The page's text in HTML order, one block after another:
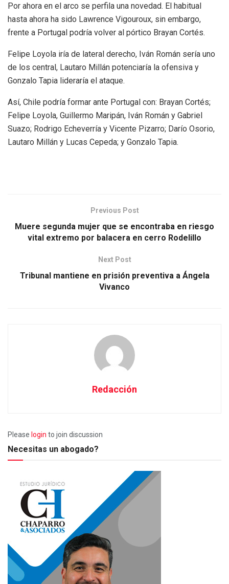
Por ahora en el arco se perfila una novedad. El habitual
hasta ahora ha sido Lawrence Vigouroux, sin embargo,
frente a Portugal podría volver al pórtico Brayan Cortés.
Felipe Loyola iría de lateral derecho, Iván Román sería uno
de los central, Lautaro Millán potenciaría la ofensiva y
Gonzalo Tapia lideraría el ataque.
Así, Chile podría formar ante Portugal con: Brayan Cortés;
Felipe Loyola, Guillermo Maripán, Iván Román y Gabriel
Suazo; Rodrigo Echeverría y Vicente Pizarro; Darío Osorio,
Lautaro Millán y Lucas Cepeda; y Gonzalo Tapia.
Previous Post
Muere segunda mujer que se encontraba en riesgo
vital extremo por balacera en cerro Rodelillo
Next Post
Tribunal mantiene en prisión preventiva a Ángela
Vivanco
Redacción
Please login to join discussion
Necesitas un abogado?